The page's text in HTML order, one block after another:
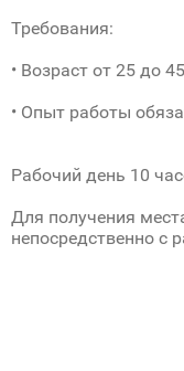
Требования:
• Возраст от 25 до
• Опыт работы
Рабочий день 10
Для получения
непосредственно с